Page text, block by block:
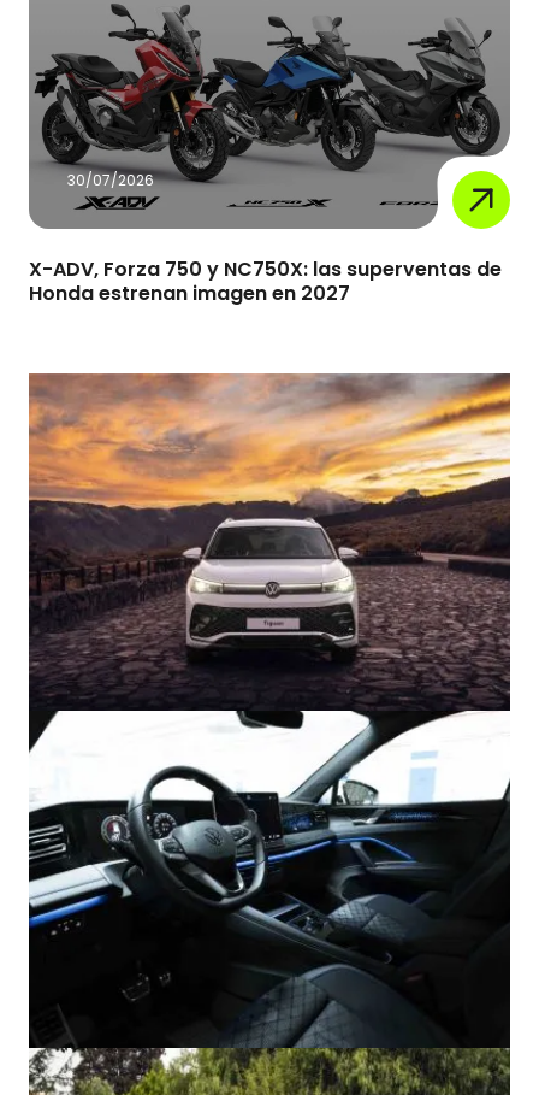
30/07/2026
X-ADV, Forza 750 y NC750X: las superventas de
Honda estrenan imagen en 2027